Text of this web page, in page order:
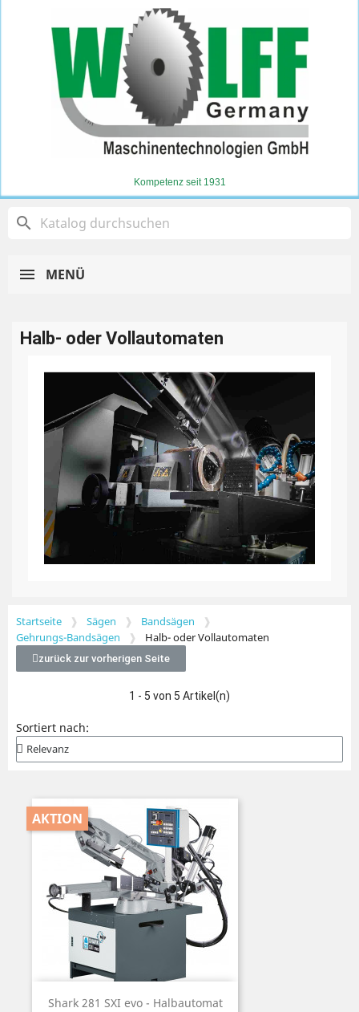
Kompetenz seit 1931
search
MENÜ
Halb- oder Vollautomaten
Startseite Sägen
Bandsägen
Gehrungs-Bandsägen
Halb- oder Vollautomaten
zurück zur vorherigen Seite
1 - 5 von 5 Artikel(n)
Sortiert nach:
Shark 281 SXI evo - Halbautomat
AKTION